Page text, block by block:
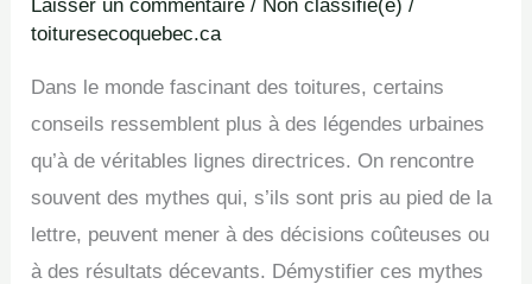
Laisser un commentaire / Non classifié(e) /
toituresecoquebec.ca
Dans le monde fascinant des toitures, certains
conseils ressemblent plus à des légendes urbaines
qu’à de véritables lignes directrices. On rencontre
souvent des mythes qui, s’ils sont pris au pied de la
lettre, peuvent mener à des décisions coûteuses ou
à des résultats décevants. Démystifier ces mythes